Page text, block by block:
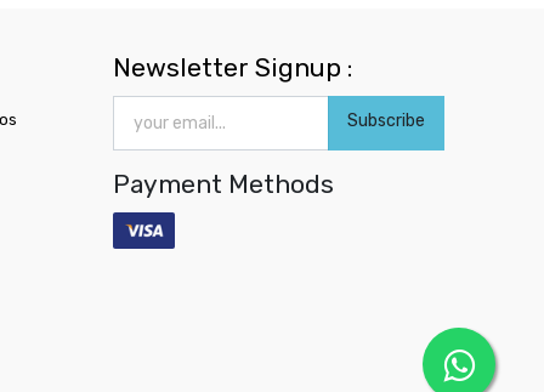
Newsletter Signup :
Subscribe
Payment Methods